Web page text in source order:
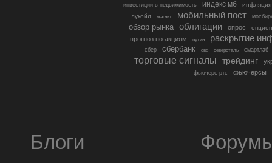
инвестиции в недвижимость индекс мб
инфляция
лукойл
магнит мобильный пост
обзор рынка облигации опрос
прогноз по акциям путин раскрытие
сбер сбербанк сво северсталь смартлаб
торговые сигналы трейдинг
фьючерс ртс фьючерсы
Блоги